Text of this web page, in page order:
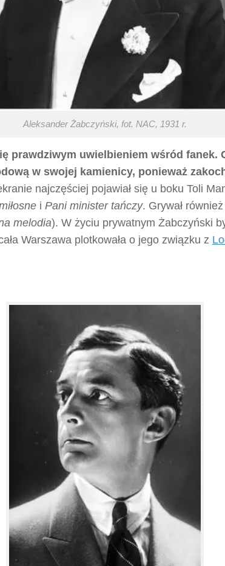
Aleksander Żabczyński, fot. NAC, 1931 r.
prawdziwym uwielbieniem wśród fanek.
w swojej kamienicy, ponieważ
najczęściej pojawiał się u boku Toli
i Pani minister tańczy. Grywał również
melodia). W życiu prywatnym Żabczyński
Warszawa plotkowała o jego związku z